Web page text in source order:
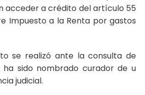
acceder a crédito del artículo 55
Impuesto a la Renta por gastos
se realizó ante la consulta de
ha sido nombrado curador de u
judicial.